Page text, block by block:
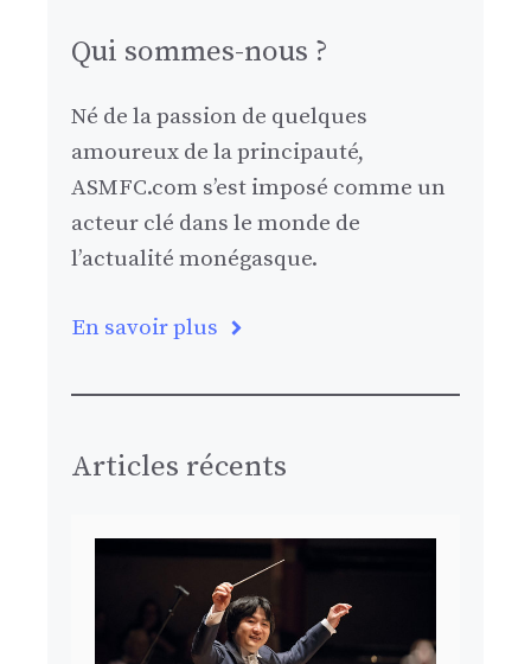
Qui sommes-nous ?
Né de la passion de quelques
amoureux de la principauté,
ASMFC.com s’est imposé comme un
acteur clé dans le monde de
l’actualité monégasque.
En savoir plus
Articles récents